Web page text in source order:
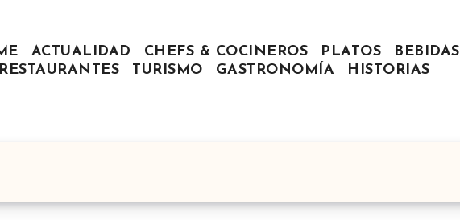
ACTUALIDAD CHEFS & COCINEROS PLATOS
BEBIDAS
RESTAURANTES
TURISMO GASTRONOMÍA HISTORIAS